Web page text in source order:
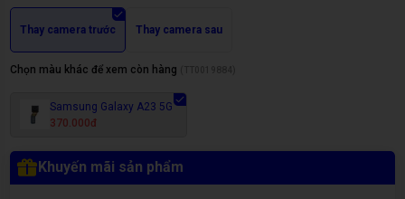
Thay camera trước Thay camera sau
Chọn màu khác để xem còn hàng
Samsung Galaxy A23 5G
370.000đ
Khuyến mãi sản phẩm